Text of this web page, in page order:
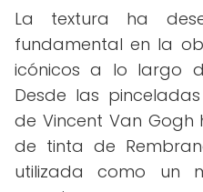
La textura ha
fundamental en la
icónicos a lo largo
Desde las
de Vincent Van
de tinta de
utilizada como un